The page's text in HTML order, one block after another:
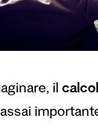
il